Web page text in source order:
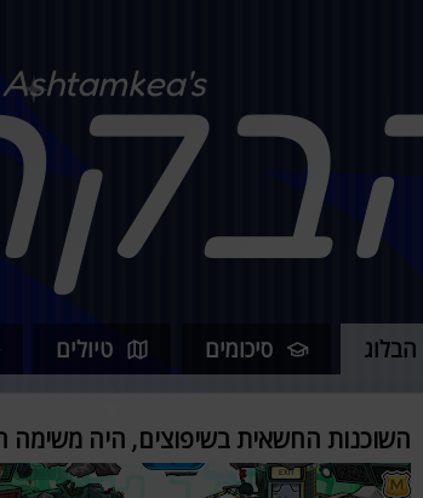
Ashtamkea's
הבלוג סיכומים טיולים
השוכנות החשאית בשיפוצים, היה